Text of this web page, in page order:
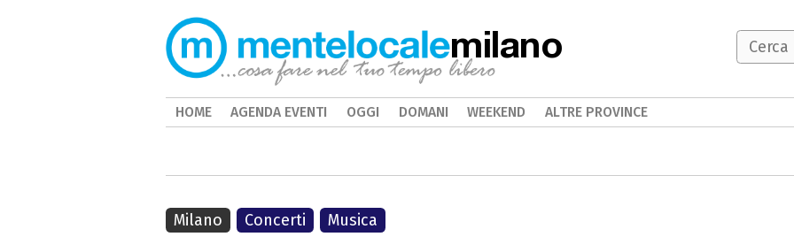
Milano Concerti Musica
milano
HOME AGENDA EVENTI OGGI DOMANI WEEKEND ALTRE PROVINCE